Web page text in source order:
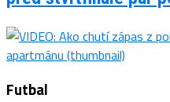
Futbal